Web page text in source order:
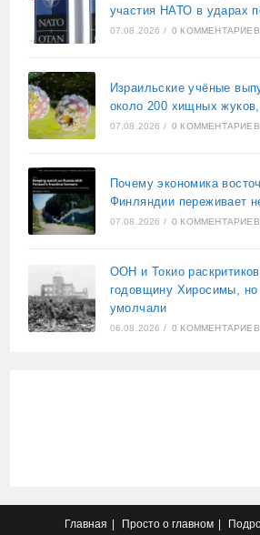
участия НАТО в ударах
07.08.2026 / 0 КОММЕНТАРИЕВ
Израильские учёные
около 200 хищных жуков,
07.08.2026 / 0 КОММЕНТАРИЕВ
Почему экономика
Финляндии переживает
07.08.2026 / 0 КОММЕНТАРИЕВ
ООН и Токио
годовщину Хиросимы,
умолчали
06.08.2026 / 0 КОММЕНТАРИЕВ
Главная Просто о главном